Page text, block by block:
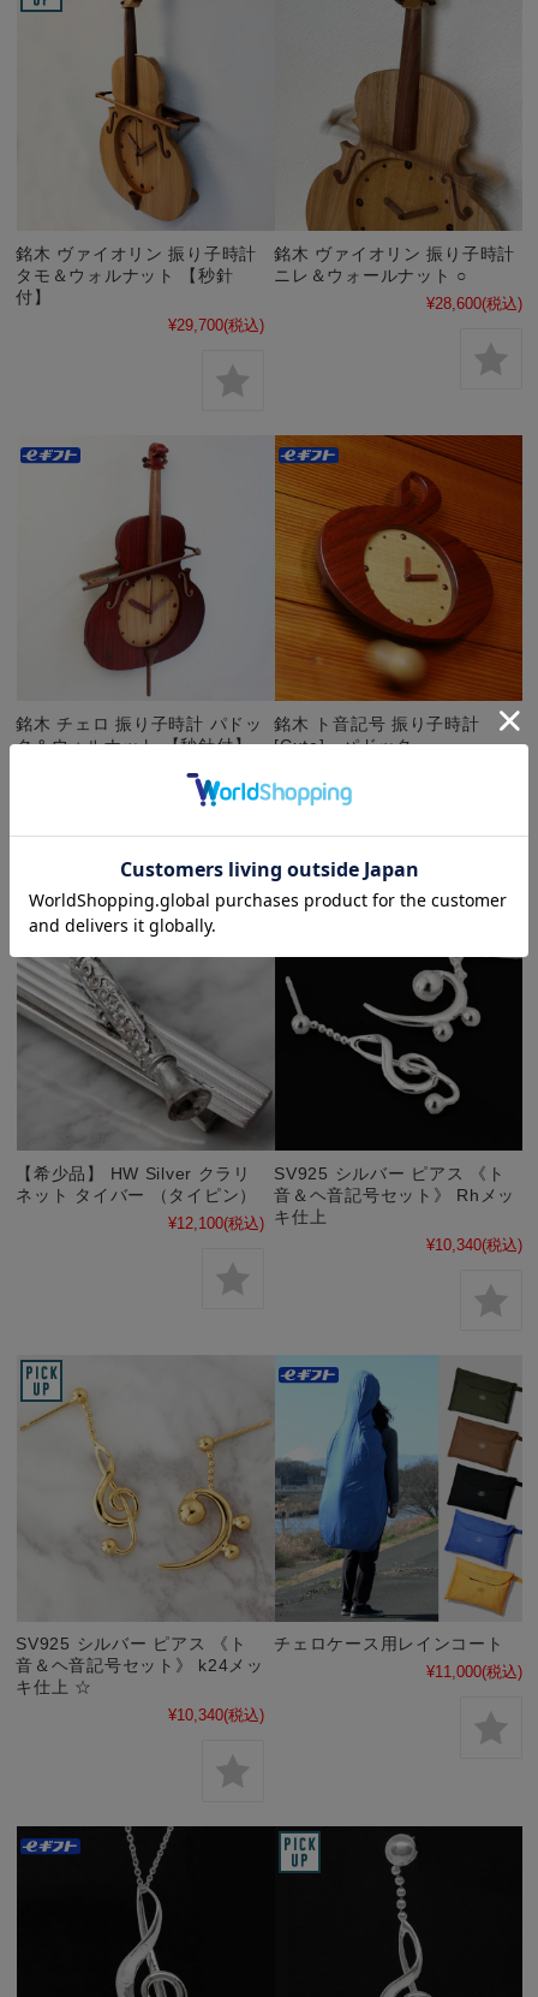
銘木 ヴァイオリン 振り子時計
タモ＆ウォルナット 【秒針
付】
¥29,700(税込)
銘木 ヴァイオリン 振り子時計
ニレ＆ウォールナット ○
¥28,600(税込)
銘木 チェロ 振り子時計 パドッ
ク＆ウォルナット 【秒針付】
¥30,800
銘木 ト音記号 振り子時計
[Cute] パドック
【希少品】 HW Silver クラリ
ネット タイバー （タイピン）
¥12,100(税込)
SV925 シルバー ピアス 《ト
音＆ヘ音記号セット》 Rhメッ
キ仕上
¥10,340(税込)
SV925 シルバー ピアス 《ト
音＆ヘ音記号セット》 k24メッ
キ仕上 ☆
¥10,340(税込)
チェロケース用レインコート
¥11,000(税込)